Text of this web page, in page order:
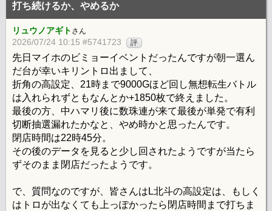
打ち続けるか、やめるか
リュウノアギト さん
2026/07/24 10:15 #5741723 評
先日マイホのビミョーイベントだったんですが朝一選ん
だ台が幸いキリントロ出まして、
折角の高設定、21時まで9000Gほど回し無想転生バトル
は入れられずともなんとか+1850枚で終えました。
最後の方、中ハマリ後に数珠連が来て最後が単発で有利
切断抽選漏れたかなと、やめ時かと思ったんです。
閉店時間は22時45分。
その後のデータを見ると少し回されたようですが当たら
ずそのまま閉店だったようです。
で、質問なのですが、皆さんはL北斗の高設定は、もしく
はトロが出なくても上っぽかったら閉店時間まで打ちま